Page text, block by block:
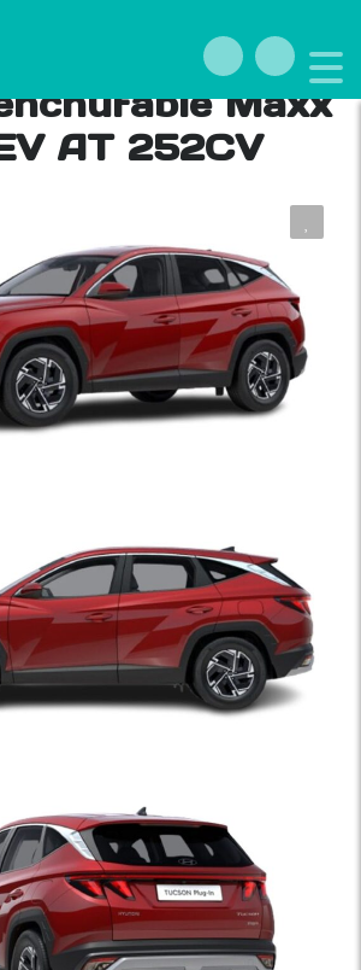
Tucson
Maxx
AT 252CV